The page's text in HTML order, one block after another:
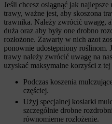
Jeśli chcesz osiągnąć jak
trawy, ważne jest, aby skoszona
trawnika. Należy zwrócić uwagę,
duża oraz aby były one drobno
rozłożone. Zawarty w nich azot
ponownie udostępniony roślinom.
trawy należy zwrócić uwagę na
uzyskać maksymalne korzyści z
Podczas koszenia
częściej.
Użyj specjalnej kosiarki
szczególnie drobne
równomierne rozłożenie.